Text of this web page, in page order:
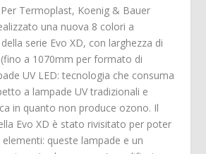
Termoplast, Koenig & Bauer
una nuova 8 colori a
serie Evo XD, con larghezza di
a 1070mm per formato di
UV LED: tecnologia che consuma
a lampade UV tradizionali e
in quanto non produce ozono. Il
Evo XD è stato rivisitato per poter
queste lampade e un